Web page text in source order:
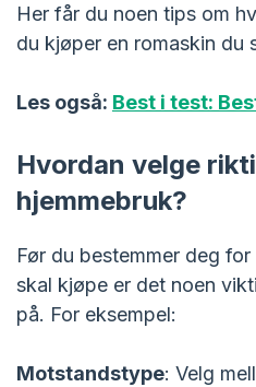
Her får du noen tips om
du kjøper en romaskin du
Les også: Best i test:
Hvordan velge
hjemmebruk?
Før du bestemmer deg
skal kjøpe er det noen
på. For eksempel:
Motstandstype: Velg